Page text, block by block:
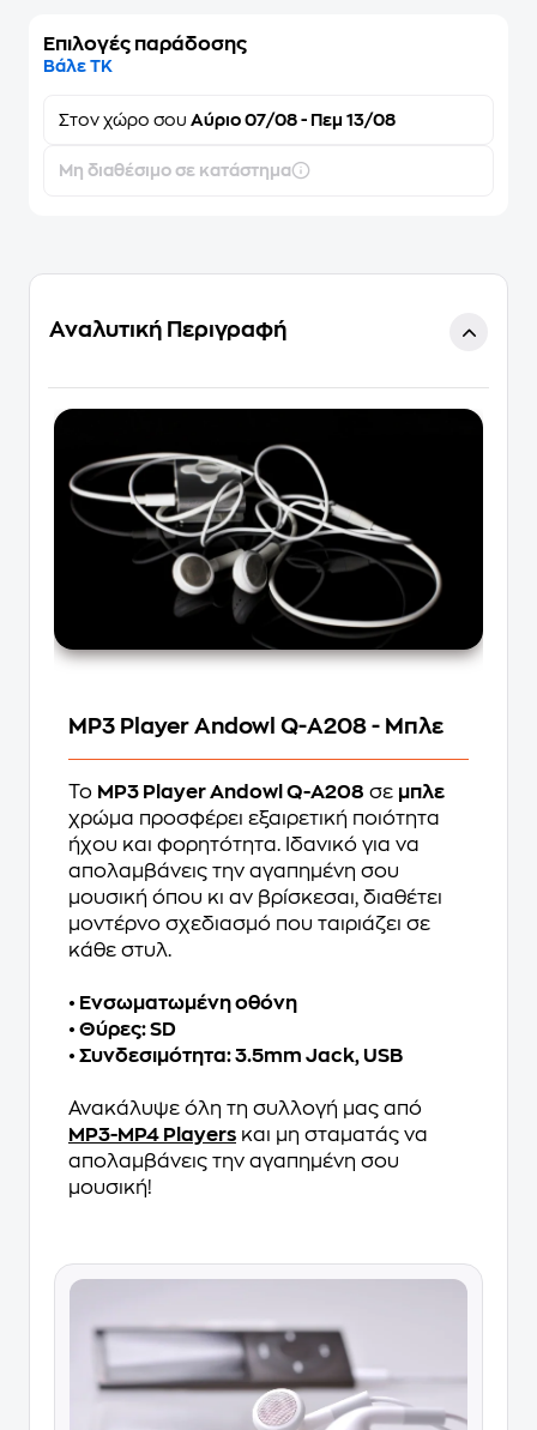
Επιλογές παράδοσης
Βάλε ΤΚ
Στον χώρο σου Αύριο 07/08 - Πεμ 13/08
Μη διαθέσιμο σε κατάστημα
Αναλυτική Περιγραφή
MP3 Player Andowl Q-A208 - Μπλε
Το MP3 Player Andowl Q-A208 σε μπλε
χρώμα προσφέρει εξαιρετική ποιότητα
ήχου και φορητότητα. Ιδανικό για να
απολαμβάνεις την αγαπημένη σου
μουσική όπου κι αν βρίσκεσαι, διαθέτει
μοντέρνο σχεδιασμό που ταιριάζει σε
κάθε στυλ.
• Ενσωματωμένη οθόνη
• Θύρες: SD
• Συνδεσιμότητα: 3.5mm Jack, USB
Ανακάλυψε όλη τη συλλογή μας από
MP3-MP4 Players και μη σταματάς να
απολαμβάνεις την αγαπημένη σου
μουσική!